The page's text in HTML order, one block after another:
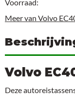
Voorraad:
Meer van Volvo
Volvo
Deze